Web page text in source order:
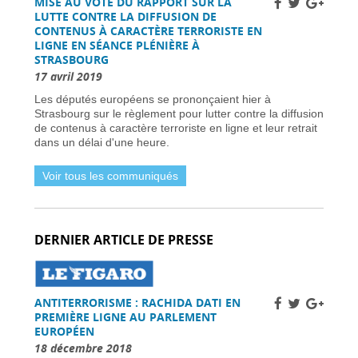
Une nouvelle ère d’ici 2030 -31 mars 2026
Élections municipales à Nice 2026 : enjeux et
candidats - 31 mars 2026
Dernière chance pour les skieurs cette saison -
31 mars 2026
Vol Ryanair : des passagers bloqués en France
à cause des retards de l’EES -31 mars 2026
Air France-KLM augmente les tarifs long-
courrier face à la crise pétrolière du Moyen-
Orient -30 mars 2026
Nationaux britanniques à double nationalité:
défis de renouvellement de passeport dans le
L’extrême droite et la gauche enregistrent des
gains importants - 30 mars 2026
Sénat français approuve la loi sur l’ANPR pour
renforcer les moyens de lutte contre la
criminalité -29 mars 2026
Femme britannique disparue à Nîmes
retrouvée saine et sauve en Italie -
2026
Un chauffeur routier condamné à 11 700 €
LUTTE CONTRE LA DIFFUSION DE
CONTENUS À CARACTÈRE TERRORISTE EN
LIGNE EN SÉANCE PLÉNIÈRE À
STRASBOURG
17 avril 2019
Les députés européens se prononçaient hier à
Strasbourg sur le règlement pour lutter contre la diffusion
de contenus à caractère terroriste en ligne et leur retrait
dans un délai d'une heure.
Voir tous les communiqués
DERNIER ARTICLE DE PRESSE
ANTITERRORISME : RACHIDA DATI EN
PREMIÈRE LIGNE AU PARLEMENT
EUROPÉEN
18 décembre 2018